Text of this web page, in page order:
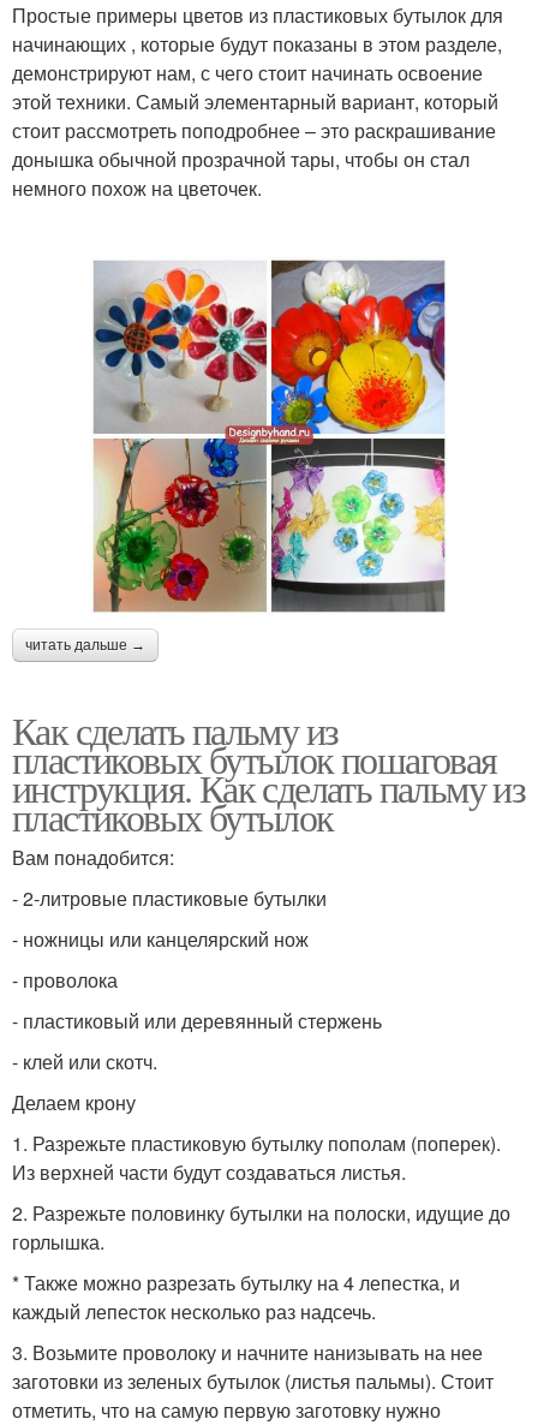
Простые примеры цветов из пластиковых бутылок для
начинающих , которые будут показаны в этом разделе,
демонстрируют нам, с чего стоит начинать освоение
этой техники. Самый элементарный вариант, который
стоит рассмотреть поподробнее – это раскрашивание
донышка обычной прозрачной тары, чтобы он стал
немного похож на цветочек.
читать дальше →
Как сделать пальму из
пластиковых бутылок пошаговая
инструкция. Как сделать пальму из
пластиковых бутылок
Вам понадобится:
- 2-литровые пластиковые бутылки
- ножницы или канцелярский нож
- проволока
- пластиковый или деревянный стержень
- клей или скотч.
Делаем крону
1. Разрежьте пластиковую бутылку пополам (поперек).
Из верхней части будут создаваться листья.
2. Разрежьте половинку бутылки на полоски, идущие до
горлышка.
* Также можно разрезать бутылку на 4 лепестка, и
каждый лепесток несколько раз надсечь.
3. Возьмите проволоку и начните нанизывать на нее
заготовки из зеленых бутылок (листья пальмы). Стоит
отметить, что на самую первую заготовку нужно